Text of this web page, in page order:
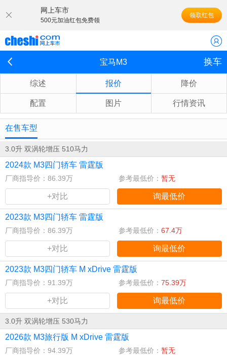
网上车市
500元加油红包免费领
领取红包
宝马M3 换车
综述 报价 降价
配置 图片 行情资讯
在售车型
3.0升 双涡轮增压 510马力
2024款 M3四门轿车 雷霆版
厂商指导价：86.39万 参考最低价： 暂无
+对比 询最低价
2023款 M3四门轿车 雷霆版
厂商指导价：86.39万 参考最低价： 67.4万
+对比 询最低价
2023款 M3四门轿车 M xDrive 雷霆版
厂商指导价：91.39万 参考最低价： 75.39万
+对比 询最低价
3.0升 双涡轮增压 530马力
2026款 M3旅行版 M xDrive 雷霆版
厂商指导价：94.39万 参考最低价： 暂无